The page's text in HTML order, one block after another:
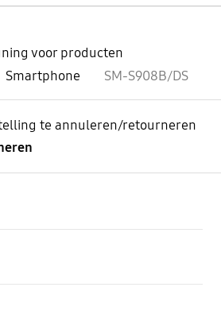
voor producten
Smartphone SM-S908B/DS
te annuleren/retourneren